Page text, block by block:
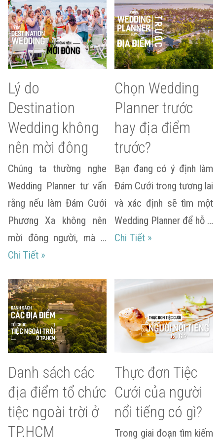
Lý do
Destination
Wedding không
nên mời đông
Chúng ta thường nghe
Wedding Planner tư vấn
rằng nếu làm Đám Cưới
Phương Xa không nên
mời đông người, mà …
Chi Tiết Lý do Destination Wedding không nên mời
»
Chọn Wedding
Planner trước
hay địa điểm
trước?
Bạn đang có ý định làm
Đám Cưới trong tương lai
và xác định sẽ tìm một
Wedding Planner để hỗ …
Chi Tiết Chọn Wedding
»
Danh sách các
địa điểm tổ chức
tiệc ngoài trời ở
TP.HCM
Thực đơn Tiệc
Cưới của người
nổi tiếng có gì?
Trong giai đoạn tìm kiếm